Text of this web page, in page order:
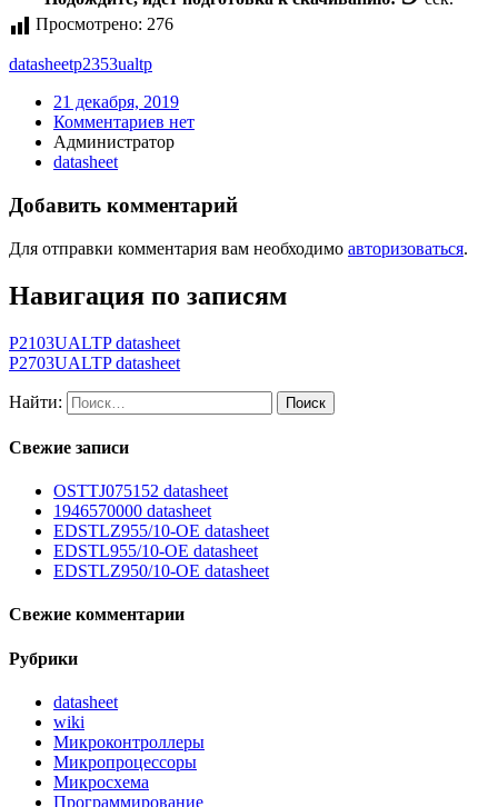
Просмотрено: 276
datasheetp2353ualtp
21 декабря, 2019
Комментариев нет
Администратор
datasheet
Добавить комментарий
Для отправки комментария вам необходимо авторизоваться.
Навигация по записям
P2103UALTP datasheet
P2703UALTP datasheet
Найти:
Свежие записи
OSTTJ075152 datasheet
1946570000 datasheet
EDSTLZ955/10-OE datasheet
EDSTL955/10-OE datasheet
EDSTLZ950/10-OE datasheet
Свежие комментарии
Рубрики
datasheet
wiki
Микроконтроллеры
Микропроцессоры
Микросхема
Программирование